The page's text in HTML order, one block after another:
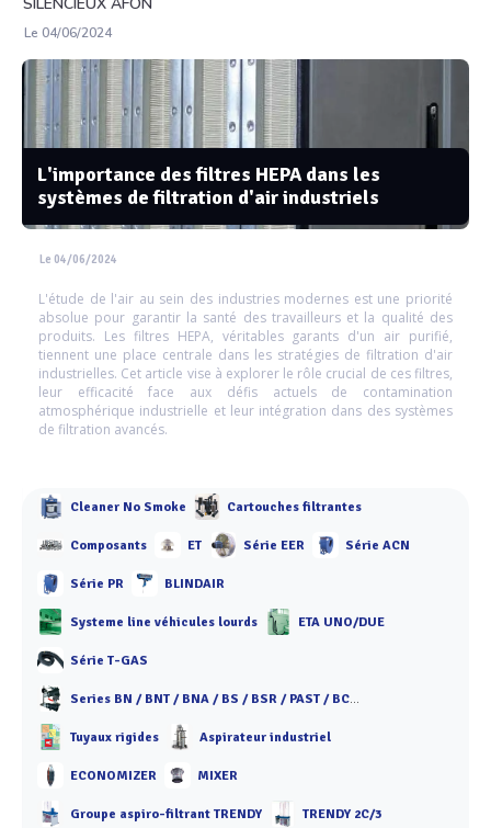
Le 04/06/2024
L'importance des filtres HEPA dans les
systèmes de filtration d'air industriels
Le 04/06/2024
L'étude de l'air au sein des industries modernes est une priorité
absolue pour garantir la santé des travailleurs et la qualité des
produits. Les filtres HEPA, véritables garants d'un air purifié,
tiennent une place centrale dans les stratégies de filtration d'air
industrielles. Cet article vise à explorer le rôle crucial de ces filtres,
leur efficacité face aux défis actuels de contamination
atmosphérique industrielle et leur intégration dans des systèmes
de filtration avancés.
Cleaner No Smoke Cartouches filtrantes
Composants ET Série EER Série ACN
Série PR BLINDAIR
Systeme line véhicules lourds ETA UNO/DUE
Série T-GAS
Series BN / BNT / BNA / BS / BSR / PAST / BCR / PIPE
Tuyaux rigides Aspirateur industriel
ECONOMIZER MIXER
Groupe aspiro-filtrant TRENDY TRENDY 2C/3